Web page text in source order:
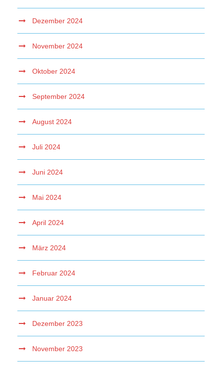
Dezember 2024
November 2024
Oktober 2024
September 2024
August 2024
Juli 2024
Juni 2024
Mai 2024
April 2024
März 2024
Februar 2024
Januar 2024
Dezember 2023
November 2023